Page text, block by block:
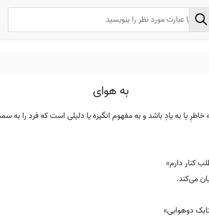
به هوای
خاطرِ یا به یادِ باشد و به مفهوم انگیزه یا دلیلی است که فرد را
کنار دارم»
می‌کند.
دوهوایی»